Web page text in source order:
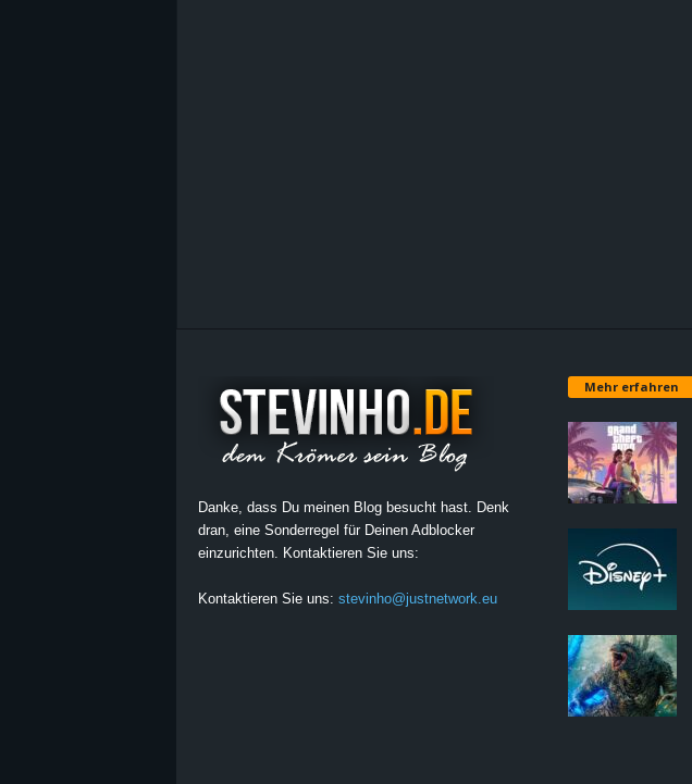
Danke, dass Du meinen Blog besucht hast. Denk
dran, eine Sonderregel für Deinen Adblocker
einzurichten. Kontaktieren Sie uns:
Kontaktieren Sie uns: stevinho@justnetwork.eu
Mehr erfahren